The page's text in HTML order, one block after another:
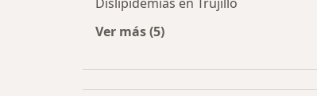
Ver más (5)